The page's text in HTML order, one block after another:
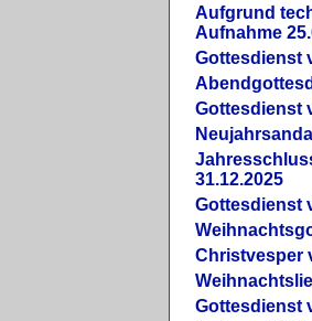
Aufgrund
Aufnahme
Gottesdienst
Gottesdienst
31.12.2025
Gottesdienst
Christvesper
Gottesdienst